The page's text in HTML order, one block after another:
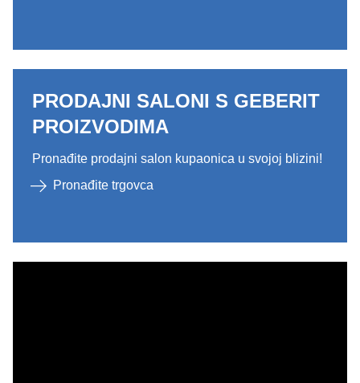
PRODAJNI SALONI S GEBERIT
PROIZVODIMA
Pronađite prodajni salon kupaonica u svojoj blizini!
Pronađite trgovca